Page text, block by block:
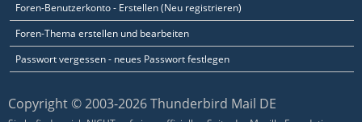
Foren-Benutzerkonto - Erstellen (Neu registrieren)
Foren-Thema erstellen und bearbeiten
Passwort vergessen - neues Passwort festlegen
Copyright © 2003-2026 Thunderbird Mail DE